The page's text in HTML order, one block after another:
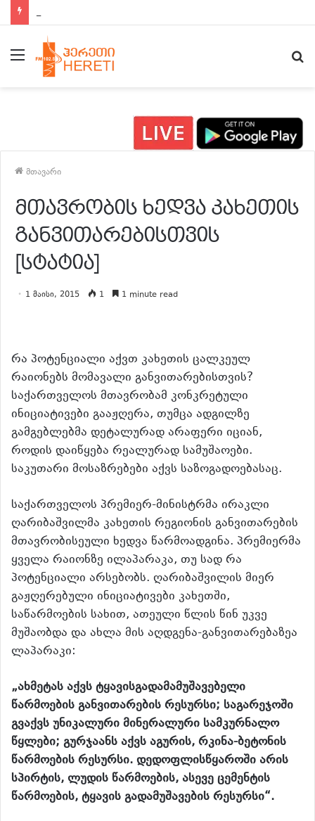
მენიუ
მთავარი
მთავრობის ხედვა კახეთის
განვითარებისთვის
[სტატია]
1 მაისი, 2015 1 1 minute read
რა პოტენციალი აქვთ კახეთის ცალკეულ
რაიონებს მომავალი განვითარებისთვის?
საქართველოს მთავრობამ კონკრეტული
ინიციატივები გააჟღერა, თუმცა ადგილზე
გამგებლებმა დეტალურად არაფერი იციან,
როდის დაიწყება რეალურად სამუშაოები.
საკუთარი მოსაზრებები აქვს საზოგადოებასაც.
საქართველოს პრემიერ-მინისტრმა ირაკლი
ღარიბაშვილმა კახეთის რეგიონის განვითარების
მთავრობისეული ხედვა წარმოადგინა. პრემიერმა
ყველა რაიონზე ილაპარაკა, თუ სად რა
პოტენციალი არსებობს. ღარიბაშვილის მიერ
გაჟღერებული ინიციატივები კახეთში,
საწარმოების სახით, ათეული წლის წინ უკვე
მუშაობდა და ახლა მის აღდგენა-განვითარებაზეა
ლაპარაკი:
„ახმეტას აქვს ტყავისგადამამუშავებელი
წარმოების განვითარების რესურსი; საგარეჯოში
გვაქვს უნიკალური მინერალური სამკურნალო
წყლები; გურჯაანს აქვს აგურის, რკინა-ბეტონის
წარმოების რესურსი. დედოფლისწყაროში არის
სპირტის, ლუდის წარმოების, ასევე ცემენტის
წარმოების, ტყავის გადამუშავების რესურსი“.